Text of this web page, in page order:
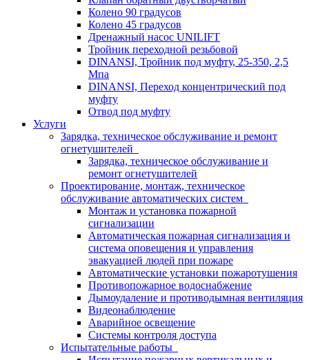
Колено 90 градусов
Колено 45 градусов
Дренажный насос UNILIFT
Тройник переходной резьбовой
DINANSI, Тройник под муфту, 25-350, 2,5
Мпа
DINANSI, Переход концентрический под
муфту
Отвод под муфту
Услуги
Зарядка, техническое обслуживание и ремонт
огнетушителей
Зарядка, техническое обслуживание и
ремонт огнетушителей
Проектирование, монтаж, техническое
обслуживание автоматических систем
Монтаж и установка пожарной
сигнализации
Автоматическая пожарная сигнализация и
система оповещения и управления
эвакуацией людей при пожаре
Автоматические установки пожаротушения
Противопожарное водоснабжение
Дымоудаление и противодымная вентиляция
Видеонаблюдение
Аварийное освещение
Системы контроля доступа
Испытательные работы